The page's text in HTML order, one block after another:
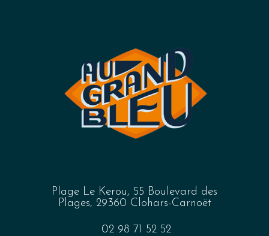
Plage Le Kerou, 55 Boulevard des
Plages, 29360 Clohars-Carnoët
02 98 71 52 52